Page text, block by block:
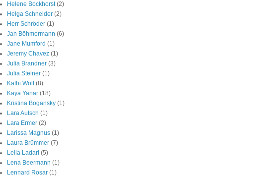
Helene Bockhorst (2)
Helga Schneider (2)
Herr Schröder (1)
Jan Böhmermann (6)
Jane Mumford (1)
Jeremy Chavez (1)
Julia Brandner (3)
Julia Steiner (1)
Kathi Wolf (8)
Kaya Yanar (18)
Kristina Bogansky (1)
Lara Autsch (1)
Lara Ermer (2)
Larissa Magnus (1)
Laura Brümmer (7)
Leila Ladari (5)
Lena Beermann (1)
Lennard Rosar (1)